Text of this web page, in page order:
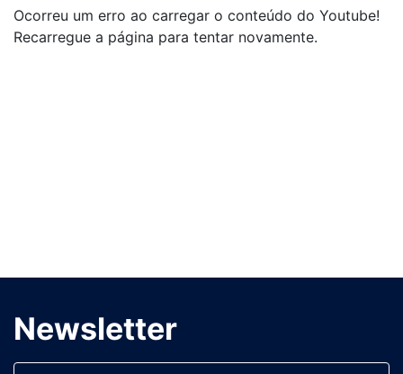
Ocorreu um erro ao carregar o conteúdo do Youtube!
Recarregue a página para tentar novamente.
Newsletter